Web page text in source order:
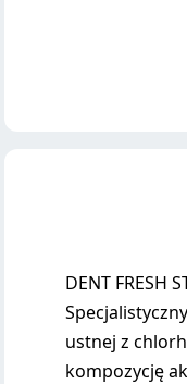
DENT FRESH
ustnej z
kompozycję